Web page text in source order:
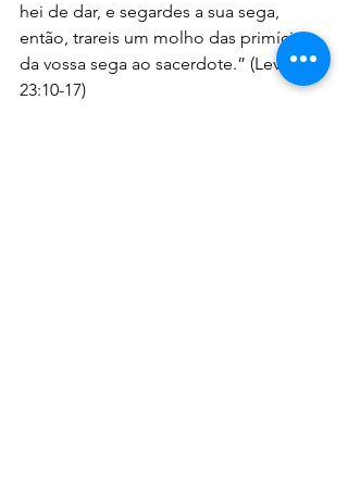
hei de dar, e segardes a sua sega,
então, trareis um molho das primícias
da vossa sega ao sacerdote.” (Levítico
23:10-17)